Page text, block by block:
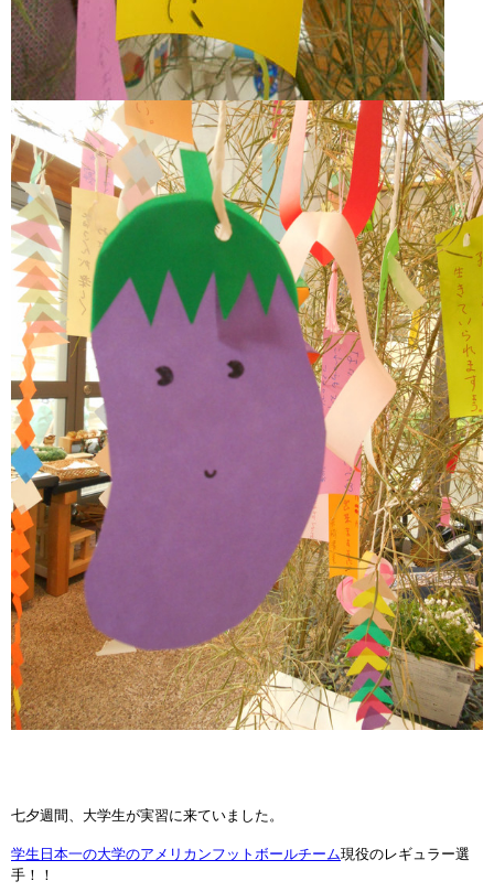
七夕週間、大学生が実習に来ていました。
学生日本一の大学のアメリカンフットボールチーム現役のレギュラー選
手！！